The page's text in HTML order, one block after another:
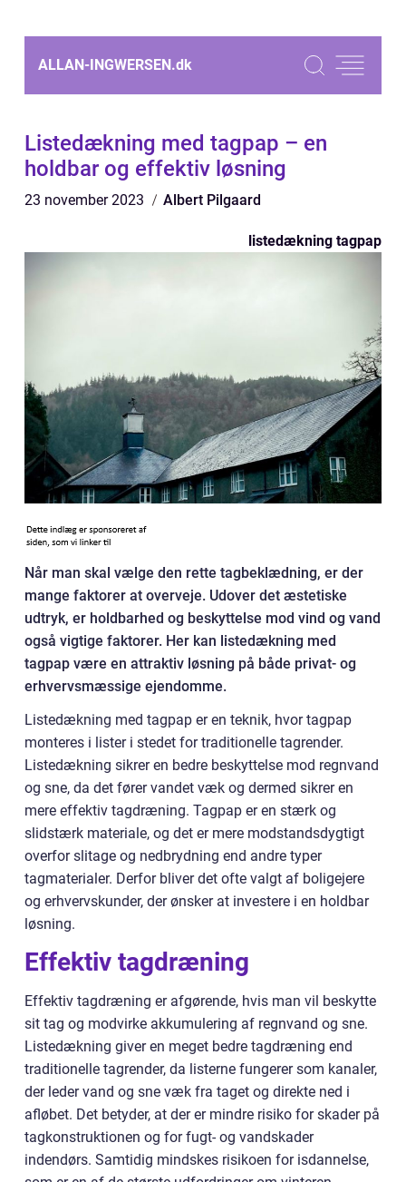
ALLAN-INGWERSEN.dk
Listedækning med tagpap – en
holdbar og effektiv løsning
23 november 2023 Albert Pilgaard
listedækning tagpap
Når man skal vælge den rette tagbeklædning, er der
mange faktorer at overveje. Udover det æstetiske
udtryk, er holdbarhed og beskyttelse mod vind og vand
også vigtige faktorer. Her kan listedækning med
tagpap være en attraktiv løsning på både privat- og
erhvervsmæssige ejendomme.
Listedækning med tagpap er en teknik, hvor tagpap
monteres i lister i stedet for traditionelle tagrender.
Listedækning sikrer en bedre beskyttelse mod regnvand
og sne, da det fører vandet væk og dermed sikrer en
mere effektiv tagdræning. Tagpap er en stærk og
slidstærk materiale, og det er mere modstandsdygtigt
overfor slitage og nedbrydning end andre typer
tagmaterialer. Derfor bliver det ofte valgt af boligejere
og erhvervskunder, der ønsker at investere i en holdbar
løsning.
Effektiv tagdræning
Effektiv tagdræning er afgørende, hvis man vil beskytte
sit tag og modvirke akkumulering af regnvand og sne.
Listedækning giver en meget bedre tagdræning end
traditionelle tagrender, da listerne fungerer som kanaler,
der leder vand og sne væk fra taget og direkte ned i
afløbet. Det betyder, at der er mindre risiko for skader på
tagkonstruktionen og for fugt- og vandskader
indendørs. Samtidig mindskes risikoen for isdannelse,